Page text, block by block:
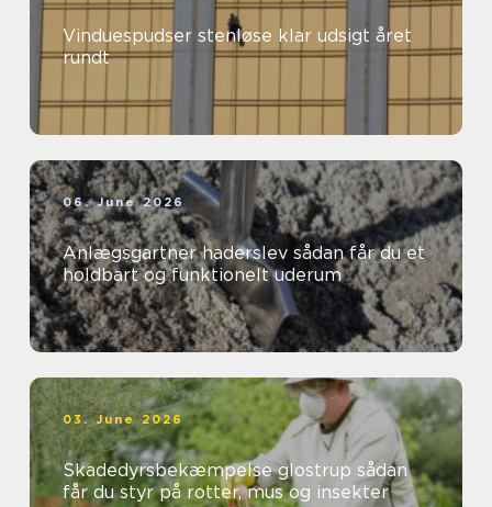
Vinduespudser stenløse klar udsigt året
rundt
06. June 2026
Anlægsgartner haderslev sådan får du et
holdbart og funktionelt uderum
03. June 2026
Skadedyrsbekæmpelse glostrup sådan
får du styr på rotter, mus og insekter